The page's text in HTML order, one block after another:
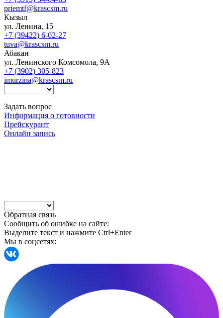
priemtf@krascsm.ru
Кызыл
ул. Ленина, 15
+7 (39422) 6-02-27
tuva@krascsm.ru
Абакан
ул. Ленинского Комсомола, 9А
+7 (3902) 305-823
imurzina@krascsm.ru
Задать вопрос
Информация о готовности
Прейскурант
Онлайн запись
Обратная связь
Сообщить об ошибке на сайте:
Выделите текст и нажмите Ctrl+Enter
Мы в соцсетях: